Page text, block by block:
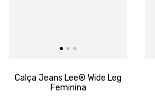
Calça Jeans Lee® Wide Leg
Feminina